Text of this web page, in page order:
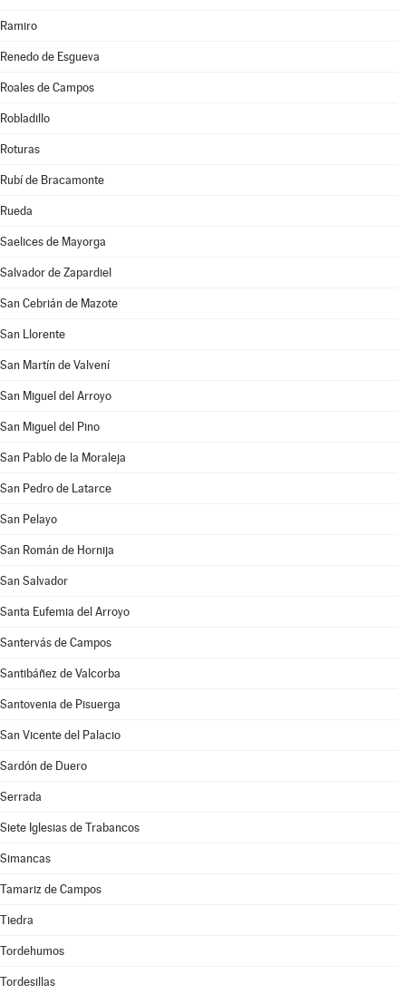
Ramiro
Renedo de Esgueva
Roales de Campos
Robladillo
Roturas
Rubí de Bracamonte
Rueda
Saelices de Mayorga
Salvador de Zapardiel
San Cebrián de Mazote
San Llorente
San Martín de Valvení
San Miguel del Arroyo
San Miguel del Pino
San Pablo de la Moraleja
San Pedro de Latarce
San Pelayo
San Román de Hornija
San Salvador
Santa Eufemia del Arroyo
Santervás de Campos
Santibáñez de Valcorba
Santovenia de Pisuerga
San Vicente del Palacio
Sardón de Duero
Serrada
Siete Iglesias de Trabancos
Simancas
Tamariz de Campos
Tiedra
Tordehumos
Tordesillas